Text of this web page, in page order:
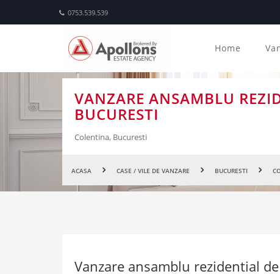
0753.539.539
Home
VANZARE ANSAMBLU
BUCURESTI
Colentina, Bucuresti
ACASA CASE / VILE DE VANZARE BUCURESTI
Vanzare ansamblu rezidential